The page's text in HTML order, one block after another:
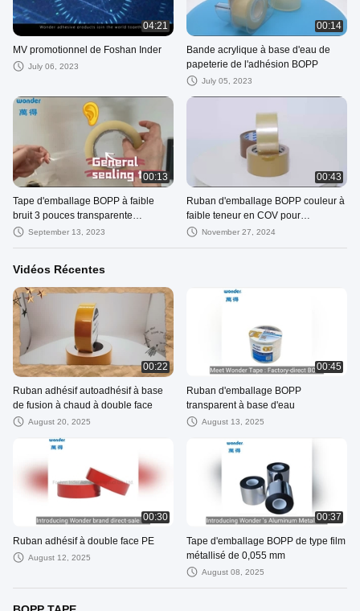
04:21
MV promotionnel de Foshan Inder
July 06, 2023
00:14
Bande acrylique à base d'eau de
papeterie de l'adhésion BOPP
July 05, 2023
00:13
Tape d'emballage BOPP à faible
bruit 3 pouces transparente
Conservation de la chaleur certifiée
September 13, 2023
00:43
Ruban d'emballage BOPP couleur à
faible teneur en COV pour
l'emballage général des produits
November 27, 2024
Vidéos Récentes
00:22
Ruban adhésif autoadhésif à base
de fusion à chaud à double face
August 20, 2025
00:45
Ruban d'emballage BOPP
transparent à base d'eau
August 13, 2025
00:30
Ruban adhésif à double face PE
August 12, 2025
00:37
Tape d'emballage BOPP de type film
métallisé de 0,055 mm
August 08, 2025